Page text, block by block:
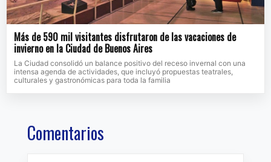
Más de 590 mil visitantes disfrutaron de las vacaciones de
invierno en la Ciudad de Buenos Aires
La Ciudad consolidó un balance positivo del receso invernal con una
intensa agenda de actividades, que incluyó propuestas teatrales,
culturales y gastronómicas para toda la familia
Comentarios